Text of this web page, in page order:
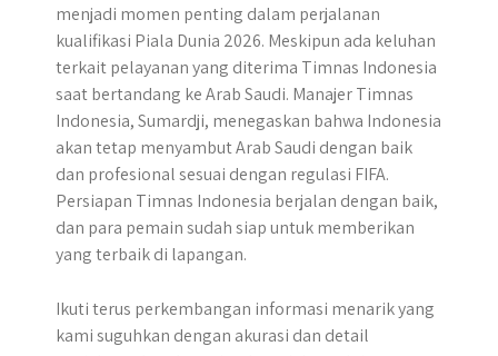
menjadi momen penting dalam perjalanan
kualifikasi Piala Dunia 2026. Meskipun ada keluhan
terkait pelayanan yang diterima Timnas Indonesia
saat bertandang ke Arab Saudi. Manajer Timnas
Indonesia, Sumardji, menegaskan bahwa Indonesia
akan tetap menyambut Arab Saudi dengan baik
dan profesional sesuai dengan regulasi FIFA.
Persiapan Timnas Indonesia berjalan dengan baik,
dan para pemain sudah siap untuk memberikan
yang terbaik di lapangan.
Ikuti terus perkembangan informasi menarik yang
kami suguhkan dengan akurasi dan detail